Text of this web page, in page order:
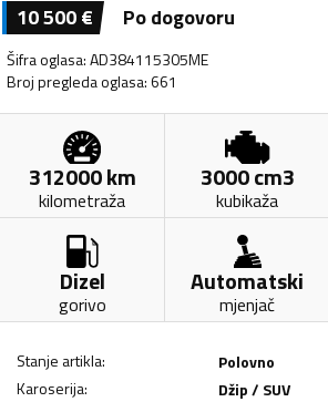
10 500€ Po dogovoru
Šifra oglasa:AD384115305ME
Broj pregleda oglasa:661
312000km
kilometraža
3000cm3
kubikaža
Dizel
gorivo
Automatski
mjenjač
Stanje artikla:
Polovno
Karoserija:
Džip / SUV